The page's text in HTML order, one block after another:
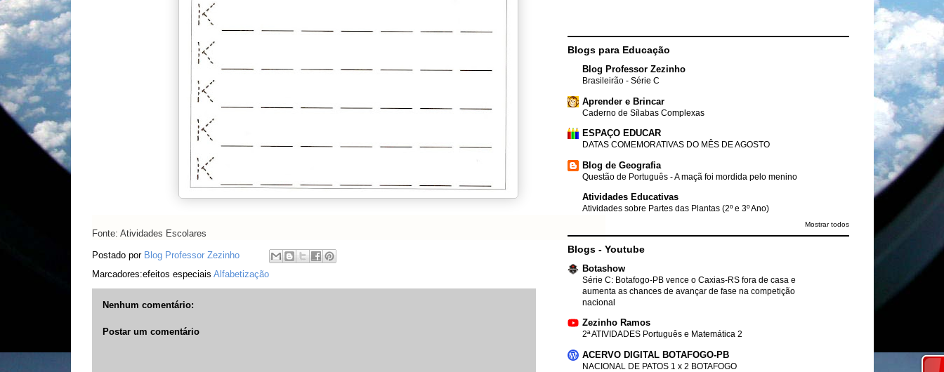
Fonte: Atividades Escolares
Postado por Blog Professor Zezinho
Marcadores:efeitos especiais Alfabetização
Nenhum comentário:
Postar um comentário
Blogs para Educação
Blog Professor Zezinho
Brasileirão - Série C
Aprender e Brincar
Caderno de Sílabas Complexas
ESPAÇO EDUCAR
DATAS COMEMORATIVAS DO MÊS DE AGOSTO
Blog de Geografia
Questão de Português - A maçã foi mordida pelo menino
Atividades Educativas
Atividades sobre Partes das Plantas (2º e 3º Ano)
Mostrar todos
Blogs - Youtube
Botashow
Série C: Botafogo-PB vence o Caxias-RS fora de casa e
aumenta as chances de avançar de fase na competição
nacional
Zezinho Ramos
2ª ATIVIDADES Português e Matemática 2
ACERVO DIGITAL BOTAFOGO-PB
NACIONAL DE PATOS 1 x 2 BOTAFOGO